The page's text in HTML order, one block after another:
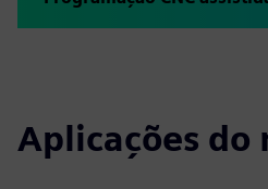
Aplicações do